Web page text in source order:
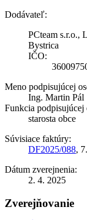
Dodávateľ:
PCteam s.r.o.,
Bystrica
IČO:
Meno podpisujúcej
Ing. Martin Pál
Funkcia podpisujúcej
starosta obce
Súvisiace faktúry:
DF2025/088,
Dátum zverejnenia:
2. 4. 2025
Zverejňovanie